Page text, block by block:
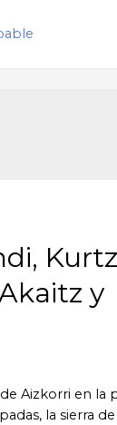
y
Aizkorri en la
la sierra